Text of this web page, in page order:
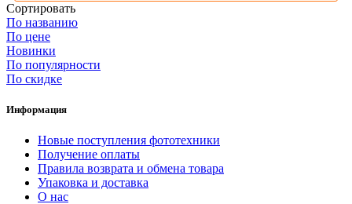
Сортировать
По названию
По цене
Новинки
По популярности
По скидке
Информация
Новые поступления фототехники
Получение оплаты
Правила возврата и обмена товара
Упаковка и доставка
О нас